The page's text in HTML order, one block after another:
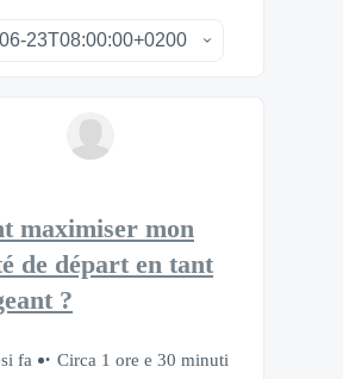
maximiser mon
de départ en tant
?
fa
Circa 1 ore e 30 minuti